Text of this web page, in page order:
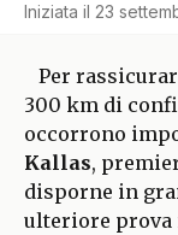
Iniziata il 23
Per
300 km di
occorrono
Kallas,
disporne in
ulteriore prova